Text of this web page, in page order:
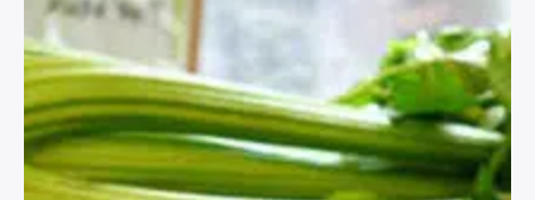
Maison
Bien-être
Entreprise
Finance